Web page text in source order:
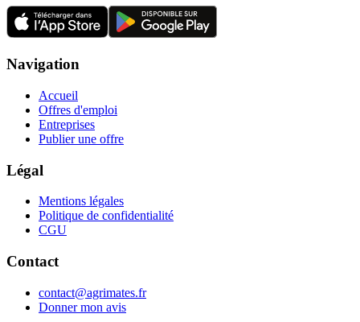
Navigation
Accueil
Offres d'emploi
Entreprises
Publier une offre
Légal
Mentions légales
Politique de confidentialité
CGU
Contact
contact@agrimates.fr
Donner mon avis